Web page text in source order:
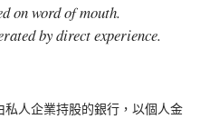
on word of mouth.
by direct experience.
私人企業持股的銀行，以個人金